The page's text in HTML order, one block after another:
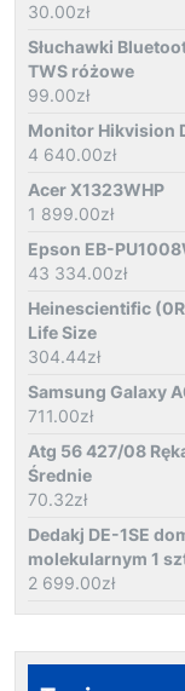
30.00zł
Słuchawki
TWS różowe
99.00zł
Monitor Hikvision
4 640.00zł
Acer X1323WHP
1 899.00zł
Epson EB-
43 334.00zł
Heinescientific
Life Size
304.44zł
Samsung Galaxy
711.00zł
Atg 56 427/08
Średnie
70.32zł
Dedakj DE-1SE
molekularnym 1
2 699.00zł